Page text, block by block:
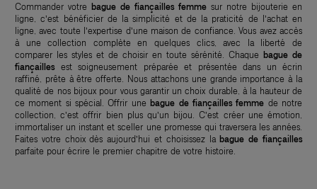
Commander votre bague de fiançailles femme sur notre bijouterie en
ligne, c’est bénéficier de la simplicité et de la praticité de l’achat en
ligne, avec toute l’expertise d’une maison de confiance. Vous avez accès
à une collection complète en quelques clics, avec la liberté de
comparer les styles et de choisir en toute sérénité. Chaque bague de
fiançaillesest soigneusement préparée et présentée dans un écrin
raffiné, prête à être offerte. Nous attachons une grande importance à la
qualité de nos bijoux pour vous garantir un choix durable, à la hauteur de
ce moment si spécial. Offrir unebague de fiançailles femme de notre
collection, c’est offrir bien plus qu’un bijou. C’est créer une émotion,
immortaliser un instant et sceller une promesse qui traversera les années.
Faites votre choix dès aujourd’hui et choisissez labague de fiançailles
parfaite pour écrire le premier chapitre de votre histoire.